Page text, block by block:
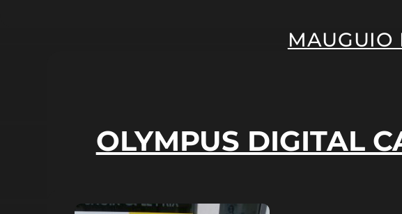
MAUGUIO
OLYMPUS DIGITAL